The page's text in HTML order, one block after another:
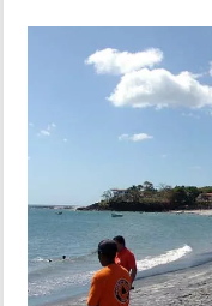
DEPORTES
INSÓLITAS